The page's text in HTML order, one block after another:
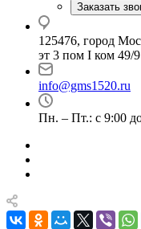
Заказать
125476, город
эт 3 пом I ком 49/9
info@gms1520.ru
Пн. – Пт.: с 9:00